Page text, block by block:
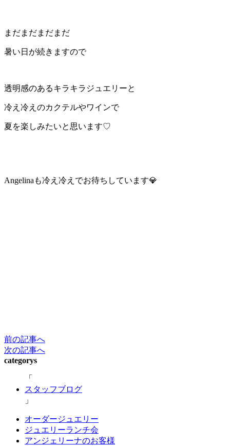
まだまだまだまだ
暑い日が続きますので
透明感のあるキラキラジュエリーと
冷え冷えのカクテルやワインで
夏を楽しみたいと思います♡
Angelinaも冷え冷えでお待ちしています💎
前の記事へ
次の記事へ
categorys
スタッフブログ
オーダージュエリー
ジュエリーランチ会
アンジェリーナのお客様